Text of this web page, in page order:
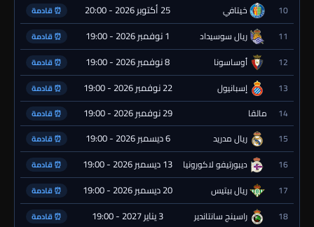
10 خيتافي 25 أكتوبر 2026 - 20:00 ⏰ قادمة
11 ريال سوسيداد 1 نوفمبر 2026 - 19:00 ⏰ قادمة
12 أوساسونا 8 نوفمبر 2026 - 19:00 ⏰ قادمة
13 إسبانيول 22 نوفمبر 2026 - 19:00 ⏰ قادمة
14 مالقا 29 نوفمبر 2026 - 19:00 ⏰ قادمة
15 ريال مدريد 6 ديسمبر 2026 - 19:00 ⏰ قادمة
16 ديبورتيفو لاكورونيا 13 ديسمبر 2026 - 19:00 ⏰ قادمة
17 ريال بيتيس 20 ديسمبر 2026 - 19:00 ⏰ قادمة
18 راسينج سانتاندير 3 يناير 2027 - 19:00 ⏰ قادمة